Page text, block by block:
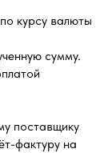
курсу валюты
сумму.
поставщику
фактуру на